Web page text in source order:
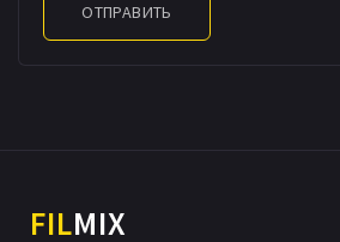
ОТПРАВИТЬ
FILMIX